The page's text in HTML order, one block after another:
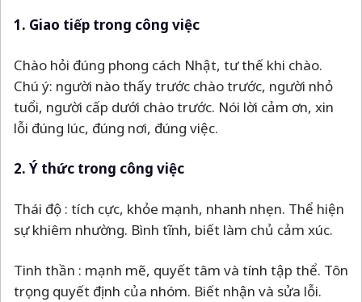
1. Giao tiếp trong công việc
Chào hỏi đúng phong cách Nhật, tư thế khi chào.
Chú ý: người nào thấy trước chào trước, người nhỏ
tuổi, người cấp dưới chào trước. Nói lời cảm ơn, xin
lỗi đúng lúc, đúng nơi, đúng việc.
2. Ý thức trong công việc
Thái độ : tích cực, khỏe mạnh, nhanh nhẹn. Thể hiện
sự khiêm nhường. Bình tĩnh, biết làm chủ cảm xúc.
Tinh thần : mạnh mẽ, quyết tâm và tính tập thể. Tôn
trọng quyết định của nhóm. Biết nhận và sửa lỗi.